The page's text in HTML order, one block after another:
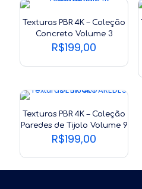
Texturas PBR 4K – Coleção
Concreto Volume 3
R$199,00
Texturas PBR 4K – Coleção
Paredes de Tijolo Volume 9
R$199,00